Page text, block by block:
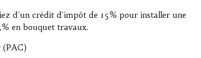
d'un crédit d'impôt de 15% pour installer une
en bouquet travaux.
(PAC)